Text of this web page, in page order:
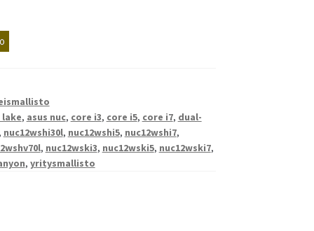
, asus nuc, core i3, core i5, core i7, dual-
, nuc12wshi30l, nuc12wshi5, nuc12wshi7,
, nuc12wski3, nuc12wski5, nuc12wski7,
, yritysmallisto